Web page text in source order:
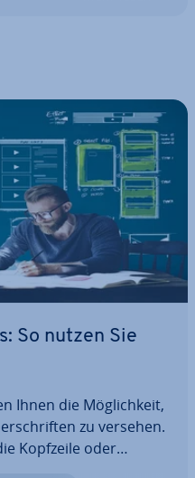
So nutzen Sie
Ihnen die Mög­lich­keit,
zu versehen.
Kopfzeile oder